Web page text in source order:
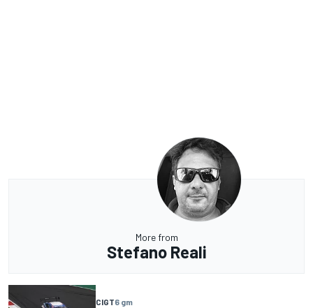
More from
Stefano Reali
CIGT6 gm